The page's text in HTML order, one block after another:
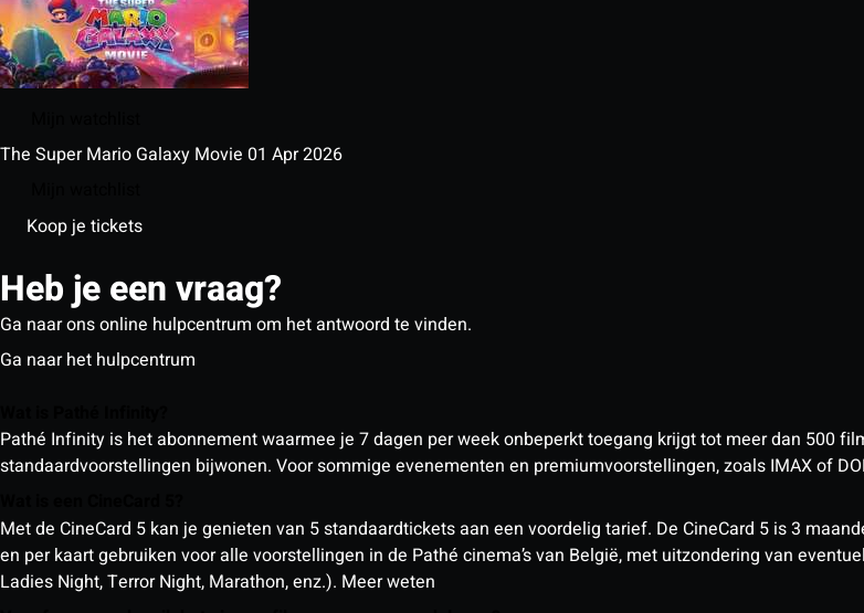
The Super Mario Galaxy Movie 01 Apr 2026
Koop je tickets
Heb je een vraag?
Ga naar ons online hulpcentrum om het antwoord te vinden.
Ga naar het hulpcentrum
Pathé Infinity is het abonnement waarmee je 7 dagen per week onbeperkt toegang krijgt tot meer dan 500
standaardvoorstellingen bijwonen. Voor sommige evenementen en premiumvoorstellingen, zoals IMAX of
Met de CineCard 5 kan je genieten van 5 standaardtickets aan een voordelig tarief. De CineCard 5 is 3
en per kaart gebruiken voor alle voorstellingen in de Pathé cinema’s van België, met uitzondering van
Ladies Night, Terror Night, Marathon, enz.). Meer weten